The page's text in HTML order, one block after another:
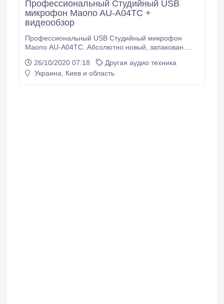
Профессиональный Студийный USB
микрофон Maono AU-A04ТС +
видеообзор
Профессиональный USB Студийный микрофон
Maono AU-A04TC. Абсолютно новый, запакован.
игр, видео, озвучки, записи музыки и вокала.
шикарный USB микрофон за свои деньги,
26/10/2020 07:18
Другая аудио техника
Украина, Киев и область